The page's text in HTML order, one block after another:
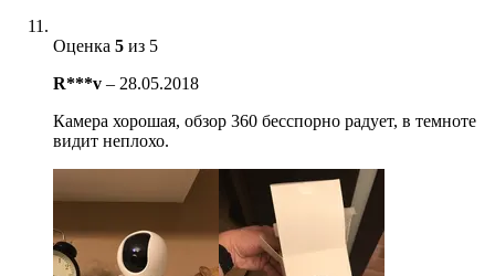
Оценка 5 из 5
R***v – 28.05.2018
Камера хорошая, обзор 360 бесспорно радует, в темноте
видит неплохо.